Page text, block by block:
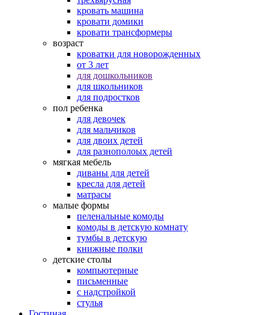
кровать машина
кровати домики
кровати трансформеры
возраст
кроватки для новорожденных
от 3 лет
для дошкольников
для школьников
для подростков
пол ребенка
для девочек
для мальчиков
для двоих детей
для разнополоых детей
мягкая мебель
диваны для детей
кресла для детей
матрасы
малые формы
пеленальные комоды
комоды в детскую комнату
тумбы в детскую
книжные полки
детские столы
компьютерные
письменные
с надстройкой
стулья